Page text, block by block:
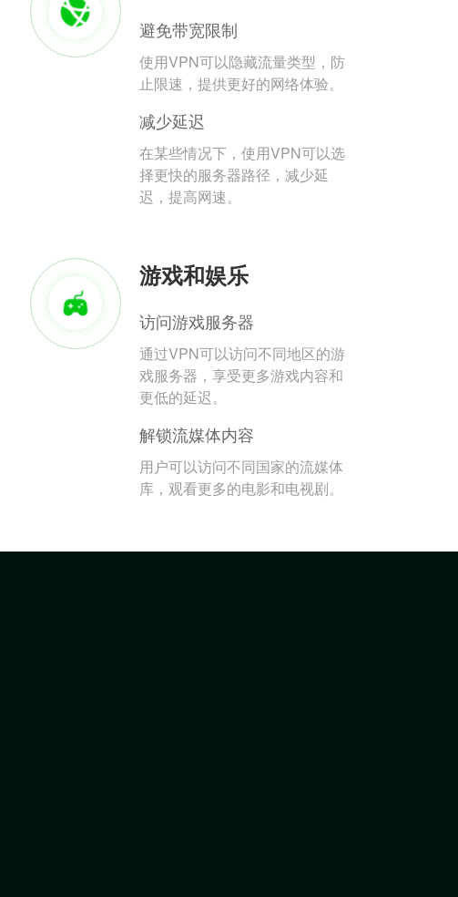
避免带宽限制
使用VPN可以隐藏流量类型，防
止限速，提供更好的网络体验。
减少延迟
在某些情况下，使用VPN可以选
择更快的服务器路径，减少延
迟，提高网速。
游戏和娱乐
访问游戏服务器
通过VPN可以访问不同地区的游
戏服务器，享受更多游戏内容和
更低的延迟。
解锁流媒体内容
用户可以访问不同国家的流媒体
库，观看更多的电影和电视剧。